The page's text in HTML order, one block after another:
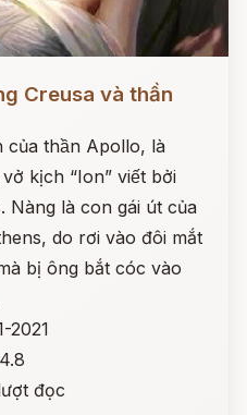
Creusa và thần
của thần Apollo, là
kịch “Ion” viết bởi
Nàng là con gái út của
do rơi vào đôi mắt
bị ông bắt cóc vào
2021
đọc